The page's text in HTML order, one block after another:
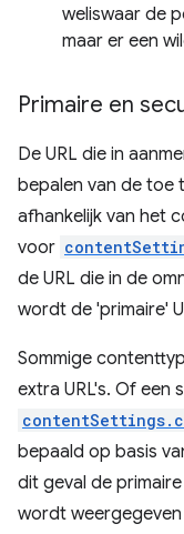
weliswaar de
maar er een
Primaire en
De URL die in
bepalen van de toe
afhankelijk van het
voor
de URL die in de
wordt de 'primaire'
Sommige
extra URL's. Of een
bepaald op basis
dit geval de
wordt weergegeven